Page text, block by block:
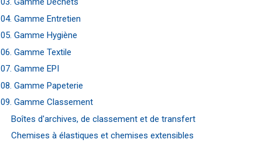
04. Gamme Entretien
05. Gamme Hygiène
06. Gamme Textile
07. Gamme EPI
08. Gamme Papeterie
09. Gamme Classement
Boîtes d'archives, de classement et de transfert
Chemises à élastiques et chemises extensibles